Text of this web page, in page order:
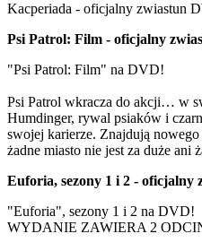
Kacperiada - oficjalny zwiastun
Psi Patrol: Film - oficjalny
"Psi Patrol: Film" na DVD!
Psi Patrol wkracza do akcji… w
Humdinger, rywal psiaków i
swojej karierze. Znajdują
żadne miasto nie jest za duże ani
Euforia, sezony 1 i 2 - oficjalny
"Euforia", sezony 1 i 2 na DVD!
WYDANIE ZAWIERA 2